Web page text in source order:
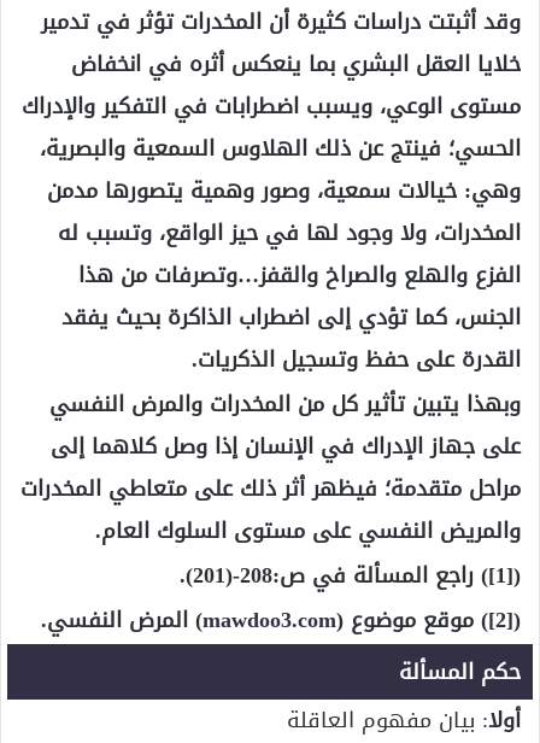
وقد أثبتت دراسات كثيرة أن المخدرات تؤثر في تدمير
خلايا العقل البشري بما ينعكس أثره في انخفاض
مستوى الوعي، ويسبب اضطرابات في التفكير والإدراك
الحسي؛ فينتج عن ذلك الهلاوس السمعية والبصرية،
وهي: خيالات سمعية، وصور وهمية يتصورها مدمن
المخدرات، ولا وجود لها في حيز الواقع، وتسبب له
الفزع والهلع والصراخ والقفز…وتصرفات من هذا
الجنس، كما تؤدي إلى اضطراب الذاكرة بحيث يفقد
القدرة على حفظ وتسجيل الذكريات.
وبهذا يتبين تأثير كل من المخدرات والمرض النفسي
على جهاز الإدراك في الإنسان إذا وصل كلاهما إلى
مراحل متقدمة؛ فيظهر أثر ذلك على متعاطي المخدرات
والمريض النفسي على مستوى السلوك العام.
([1]) راجع المسألة في ص:208-(201).
([2]) موقع موضوع (
mawdoo3.com) المرض النفسي.
حكم المسألة
أولا: بيان مفهوم العاقلة